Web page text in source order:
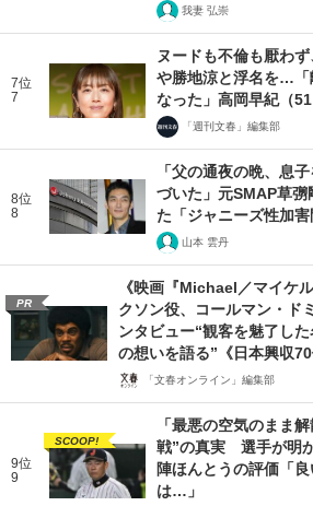
我妻 弘崇
7位
7
ヌードも不倫も厭わ
や勝地涼と浮名を…「
なった」高岡早紀（
「週刊文春」編集部
8位
8
「父の通夜の晩、息
づいた」元SMAP草
た「ジャニーズ性加
山本 雲丹
PR
《映画『Michael／マイケ
クソン役、コールマン・ド
ンタビュー“観客を魅了し
の想いを語る”《日本興収70
「文春オンライン」編集部
9位
9
SCOOP!
「最悪の空気のまま
戦”の真実 選手が明
陣ほんとうの評価「
は…」